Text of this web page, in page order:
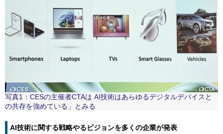
写真1：CESの主催者CTAは AI技術はあらゆるデジタルデバイスと
の共存を強めている」とみる
AI技術に関する戦略やるビジョンを多くの企業が発表